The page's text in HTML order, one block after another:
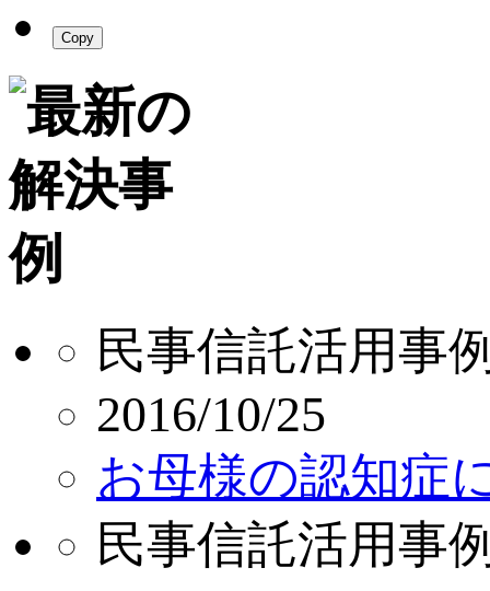
Copy
民事信託活用事
2016/10/25
お母様の認知症
民事信託活用事